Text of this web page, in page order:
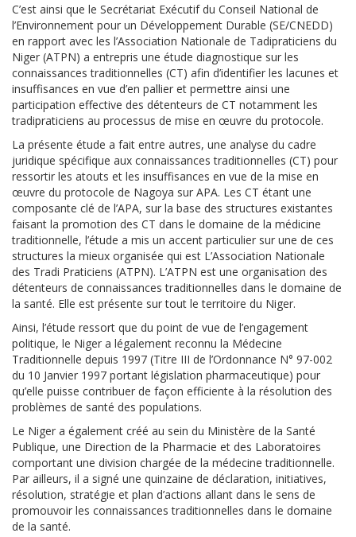
C’est ainsi que le Secrétariat Exécutif du Conseil National de
l’Environnement pour un Développement Durable (SE/CNEDD)
en rapport avec les l’Association Nationale de Tadipraticiens du
Niger (ATPN) a entrepris une étude diagnostique sur les
connaissances traditionnelles (CT) afin d’identifier les lacunes et
insuffisances en vue d’en pallier et permettre ainsi une
participation effective des détenteurs de CT notamment les
tradipraticiens au processus de mise en œuvre du protocole.
La présente étude a fait entre autres, une analyse du cadre
juridique spécifique aux connaissances traditionnelles (CT) pour
ressortir les atouts et les insuffisances en vue de la mise en
œuvre du protocole de Nagoya sur APA. Les CT étant une
composante clé de l’APA, sur la base des structures existantes
faisant la promotion des CT dans le domaine de la médicine
traditionnelle, l’étude a mis un accent particulier sur une de ces
structures la mieux organisée qui est L’Association Nationale
des Tradi Praticiens (ATPN). L’ATPN est une organisation des
détenteurs de connaissances traditionnelles dans le domaine de
la santé. Elle est présente sur tout le territoire du Niger.
Ainsi, l’étude ressort que du point de vue de l’engagement
politique, le Niger a légalement reconnu la Médecine
Traditionnelle depuis 1997 (Titre III de l’Ordonnance N° 97-002
du 10 Janvier 1997 portant législation pharmaceutique) pour
qu’elle puisse contribuer de façon efficiente à la résolution des
problèmes de santé des populations.
Le Niger a également créé au sein du Ministère de la Santé
Publique, une Direction de la Pharmacie et des Laboratoires
comportant une division chargée de la médecine traditionnelle.
Par ailleurs, il a signé une quinzaine de déclaration, initiatives,
résolution, stratégie et plan d’actions allant dans le sens de
promouvoir les connaissances traditionnelles dans le domaine
de la santé.